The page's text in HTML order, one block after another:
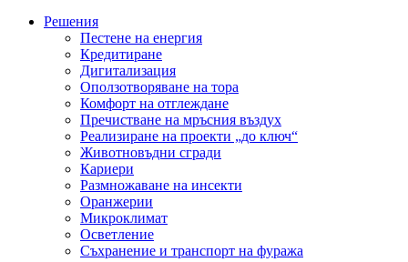
Решения
Пестене на енергия
Кредитиране
Дигитализация
Оползотворяване на тора
Комфорт на отглеждане
Пречистване на мръсния въздух
Реализиране на проекти „до ключ“
Животновъдни сгради
Кариери
Размножаване на инсекти
Оранжерии
Микроклимат
Осветление
Съхранение и транспорт на фуража